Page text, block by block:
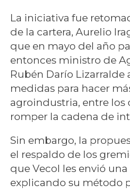
La iniciativa fue
de la cartera, Aurelio
que en mayo del año
entonces ministro de
Rubén Darío Lizarralde
medidas para hacer
agroindustria, entre los
romper la cadena de
Sin embargo, la
el respaldo de los
que Vecol les envió una
explicando su método